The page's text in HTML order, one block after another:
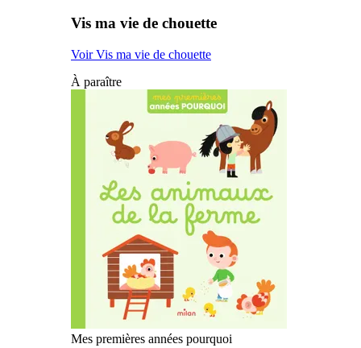
Vis ma vie de chouette
Voir Vis ma vie de chouette
À paraître
Mes premières années pourquoi